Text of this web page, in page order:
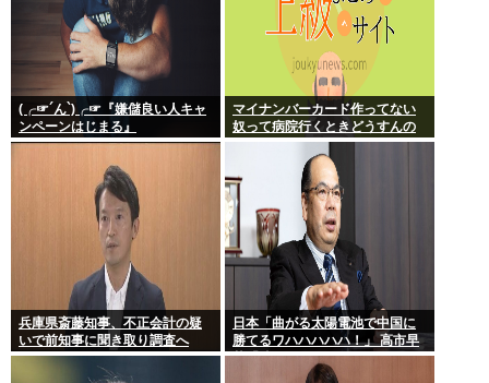
(╭☞´ん`)╭☞『嫌儲良い人キャ
ンペーンはじまる』
マイナンバーカード作ってない
奴って病院行くときどうすんの
兵庫県斎藤知事、不正会計の疑
いで前知事に聞き取り調査へ
日本「曲がる太陽電池で中国に
勝てるワハハハハハ！」 高市早
苗「勝てる！ ガハハハハハ